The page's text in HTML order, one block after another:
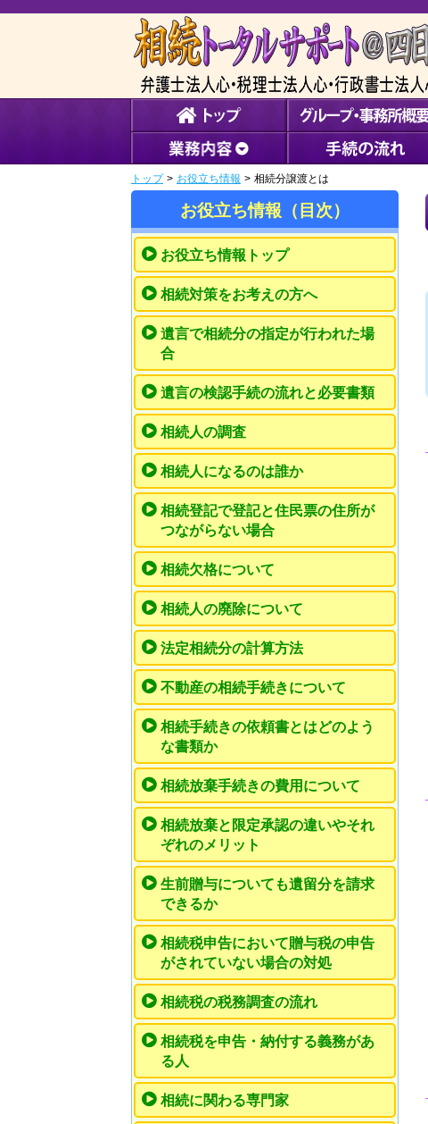
トップ > お役立ち情報 > 相続分譲渡とは
お役立ち情報（目次）
お役立ち情報トップ
相続対策をお考えの方へ
遺言で相続分の指定が行われた場
合
遺言の検認手続の流れと必要書類
相続人の調査
相続人になるのは誰か
相続登記で登記と住民票の住所が
つながらない場合
相続欠格について
相続人の廃除について
法定相続分の計算方法
不動産の相続手続きについて
相続手続きの依頼書とはどのよう
な書類か
相続放棄手続きの費用について
相続放棄と限定承認の違いやそれ
ぞれのメリット
生前贈与についても遺留分を請求
できるか
相続税申告において贈与税の申告
がされていない場合の対処
相続税の税務調査の流れ
相続税を申告・納付する義務があ
る人
相続に関わる専門家